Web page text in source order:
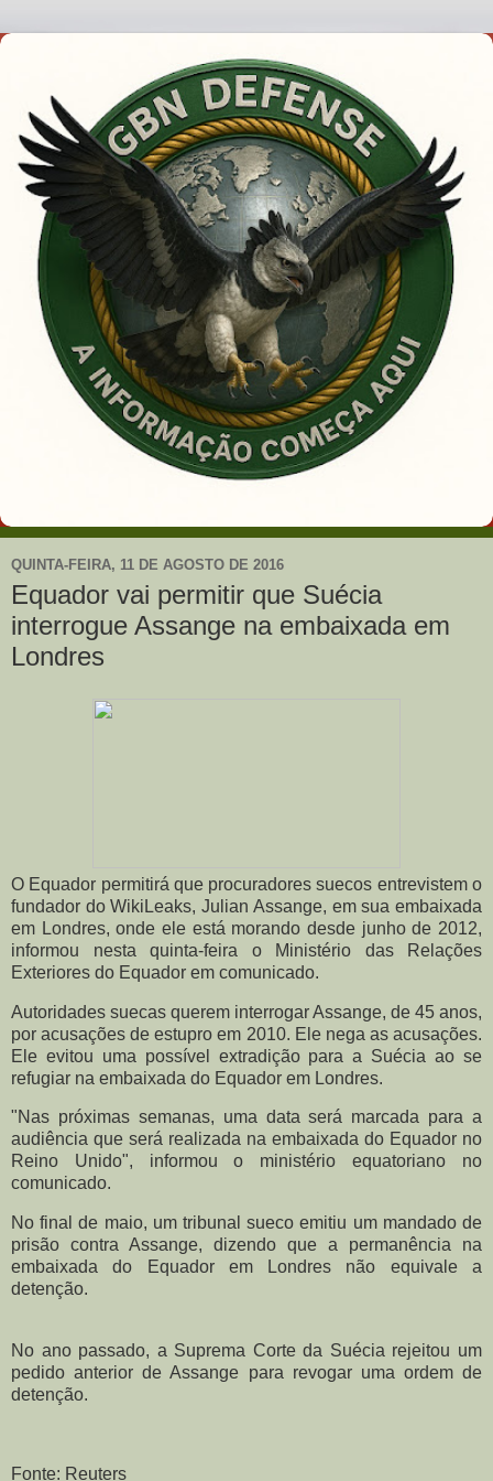
QUINTA-FEIRA, 11 DE AGOSTO DE 2016
Equador vai permitir que Suécia
interrogue Assange na embaixada em
Londres
O Equador permitirá que procuradores suecos entrevistem o
fundador do WikiLeaks, Julian Assange, em sua embaixada
em Londres, onde ele está morando desde junho de 2012,
informou nesta quinta-feira o Ministério das Relações
Exteriores do Equador em comunicado.
Autoridades suecas querem interrogar Assange, de 45 anos,
por acusações de estupro em 2010. Ele nega as acusações.
Ele evitou uma possível extradição para a Suécia ao se
refugiar na embaixada do Equador em Londres.
"Nas próximas semanas, uma data será marcada para a
audiência que será realizada na embaixada do Equador no
Reino Unido", informou o ministério equatoriano no
comunicado.
No final de maio, um tribunal sueco emitiu um mandado de
prisão contra Assange, dizendo que a permanência na
embaixada do Equador em Londres não equivale a
detenção.
No ano passado, a Suprema Corte da Suécia rejeitou um
pedido anterior de Assange para revogar uma ordem de
detenção.
Fonte: Reuters